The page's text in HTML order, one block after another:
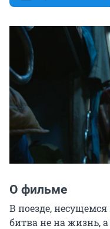
О фильме
В поезде,
битва не на жизнь,